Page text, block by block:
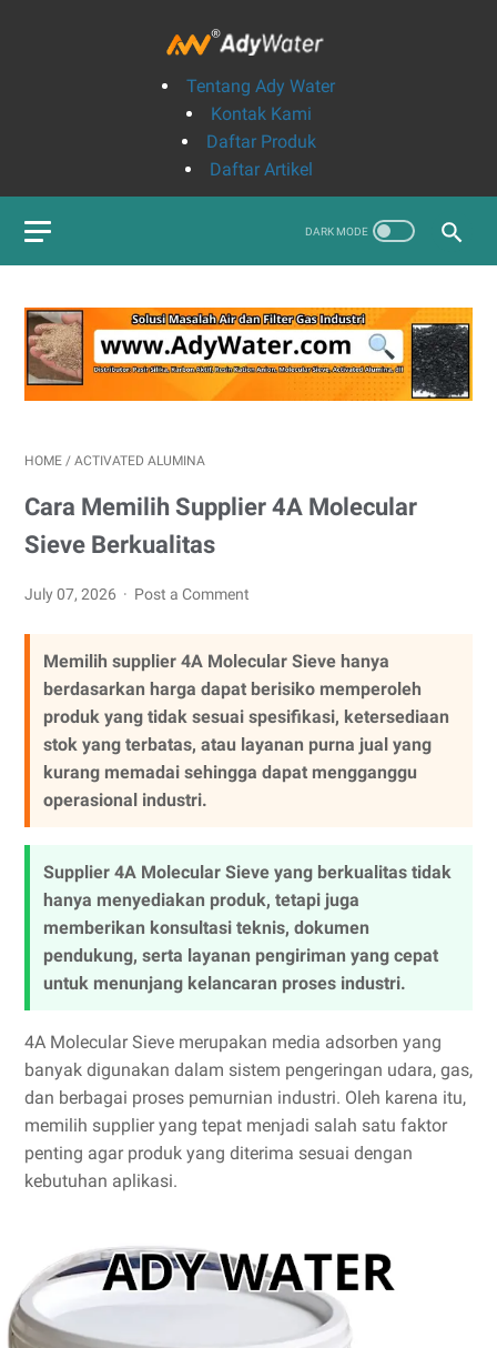
Tentang Ady Water
Kontak Kami
Daftar Produk
Daftar Artikel
HOME / ACTIVATED ALUMINA
Cara Memilih Supplier 4A Molecular
Sieve Berkualitas
July 07, 2026 Post a Comment
Memilih supplier 4A Molecular Sieve hanya
berdasarkan harga dapat berisiko memperoleh
produk yang tidak sesuai spesifikasi, ketersediaan
stok yang terbatas, atau layanan purna jual yang
kurang memadai sehingga dapat mengganggu
operasional industri.
Supplier 4A Molecular Sieve yang berkualitas tidak
hanya menyediakan produk, tetapi juga
memberikan konsultasi teknis, dokumen
pendukung, serta layanan pengiriman yang cepat
untuk menunjang kelancaran proses industri.
4A Molecular Sieve merupakan media adsorben yang
banyak digunakan dalam sistem pengeringan udara, gas,
dan berbagai proses pemurnian industri. Oleh karena itu,
memilih supplier yang tepat menjadi salah satu faktor
penting agar produk yang diterima sesuai dengan
kebutuhan aplikasi.